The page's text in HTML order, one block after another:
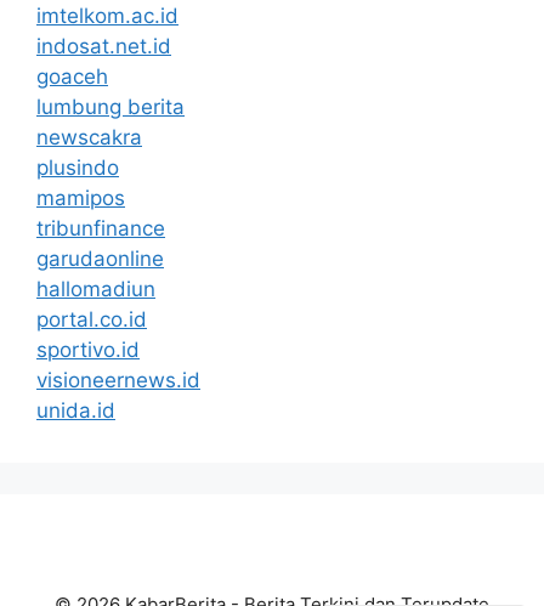
imtelkom.ac.id
indosat.net.id
goaceh
lumbung berita
newscakra
plusindo
mamipos
tribunfinance
garudaonline
hallomadiun
portal.co.id
sportivo.id
visioneernews.id
unida.id